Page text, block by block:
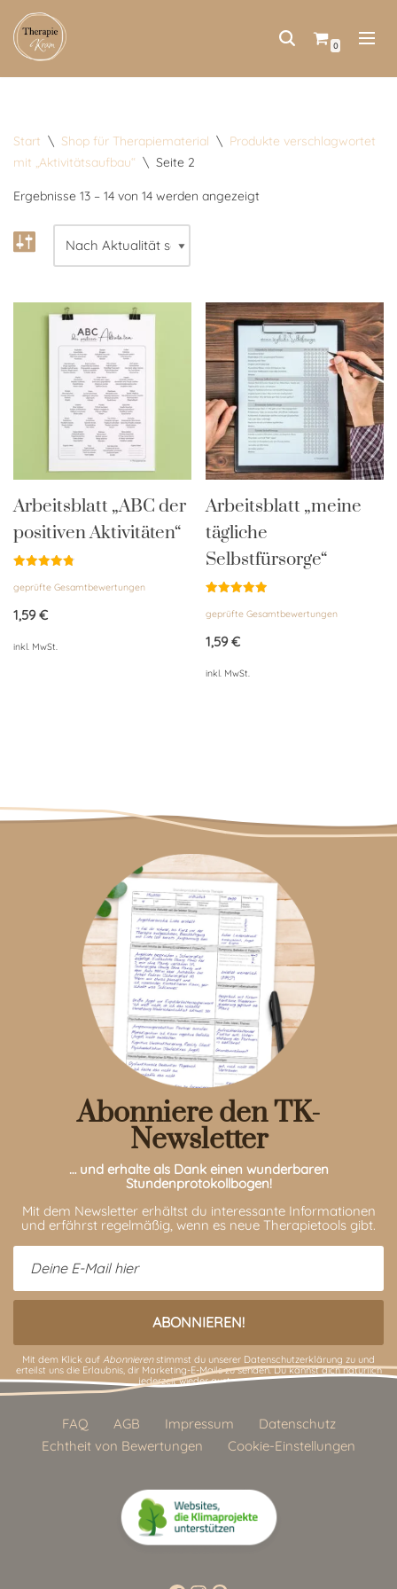
Zum
0
Start \ Shop für Therapiematerial \ Produkte verschlagwortet
mit „Aktivitätsaufbau“ \ Seite 2
Ergebnisse 13 – 14 von 14 werden angezeigt
Arbeitsblatt „ABC der
positiven Aktivitäten“
mit
von 5
geprüfte Gesamtbewertungen
1,59€
inkl. MwSt.
Arbeitsblatt „meine
tägliche
Selbstfürsorge“
mit
von 5
geprüfte Gesamtbewertungen
1,59€
inkl. MwSt.
Abonniere den TK-
Newsletter
… und erhalte als Dank einen wunderbaren
Stundenprotokollbogen!
Mit dem Newsletter erhältst du interessante Informationen
und erfährst regelmäßig, wenn es neue Therapietools gibt.
Mit dem Klick auf Abonnierenstimmst du unserer Datenschutzerklärung zu und
erteilst uns die Erlaubnis, dir Marketing-E-Mails zu senden. Du kannst dich natürlich
jederzeit wieder austragen.
FAQ AGB Impressum
Datenschutz
Echtheit von Bewertungen
Cookie-Einstellungen